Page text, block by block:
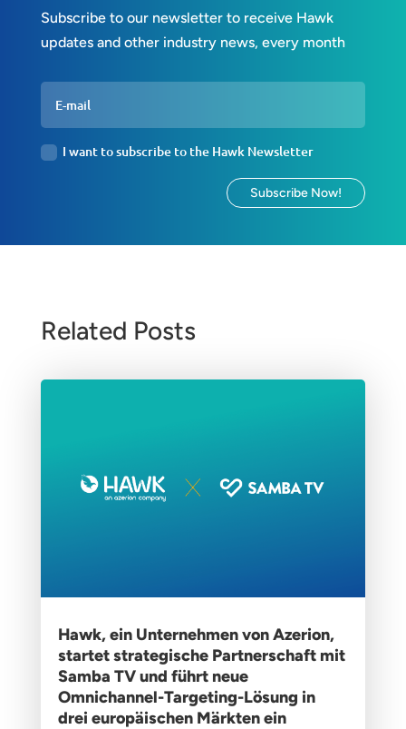
Subscribe to our newsletter to receive Hawk
updates and other industry news, every month
I want to subscribe to the Hawk Newsletter
Subscribe Now!
Related Posts
Hawk, ein Unternehmen von Azerion,
startet strategische Partnerschaft mit
Samba TV und führt neue
Omnichannel-Targeting-Lösung in
drei europäischen Märkten ein